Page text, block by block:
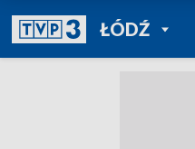
ŁÓDŹPOWRÓT
TVP